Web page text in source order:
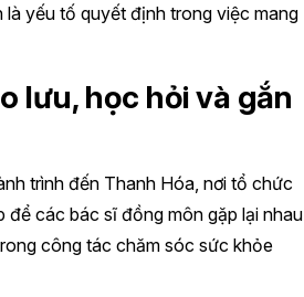
yếu tố quyết định trong việc mang
lưu, học hỏi và gắn
trình đến Thanh Hóa, nơi tổ chức
các bác sĩ đồng môn gặp lại nhau
công tác chăm sóc sức khỏe